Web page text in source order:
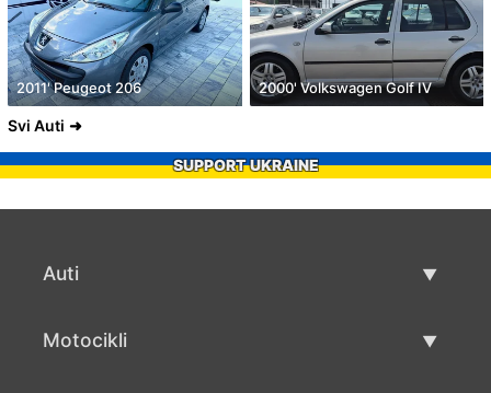
2011' Peugeot 206 2000' Volkswagen Golf IV
Svi Auti
SUPPORT UKRAINE
Auti
Motocikli